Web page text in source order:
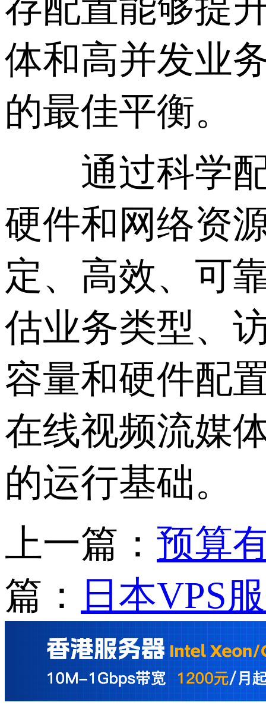
体和高并发业
的最佳平衡。
通过科学配
硬件和网络资
定、高效、可
估业务类型、
容量和硬件配
在线视频流媒
的运行基础。
上一篇： 预算
篇： 日本VPS